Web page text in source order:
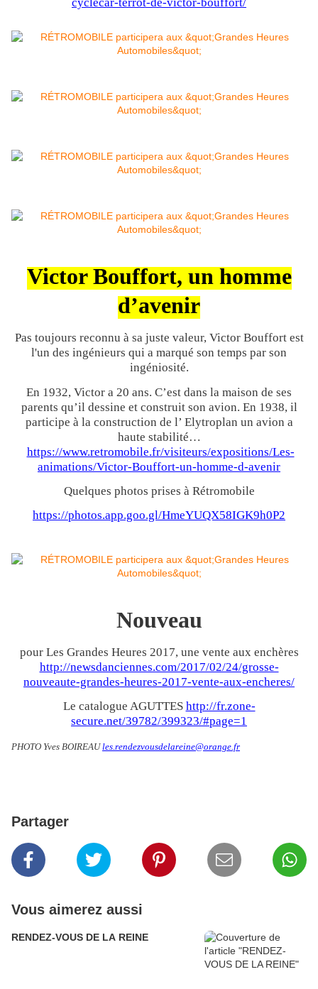
Victor Bouffort, un homme
d’avenir
Pas toujours reconnu à sa juste valeur, Victor Bouffort est
l'un des ingénieurs qui a marqué son temps par son
ingéniosité.
En 1932, Victor a 20 ans. C’est dans la maison de ses
parents qu’il dessine et construit son avion. En 1938, il
participe à la construction de l’ Elytroplan un avion a
haute stabilité…
https://www.retromobile.fr/visiteurs/expositions/Les-
animations/Victor-Bouffort-un-homme-d-avenir
Quelques photos prises à Rétromobile
https://photos.app.goo.gl/HmeYUQX58IGK9h0P2
Nouveau
pour Les Grandes Heures 2017, une vente aux enchères
http://newsdanciennes.com/2017/02/24/grosse-
nouveaute-grandes-heures-2017-vente-aux-encheres/
Le catalogue AGUTTES http://fr.zone-
secure.net/39782/399323/#page=1
PHOTO Yves BOIREAU les.rendezvousdelareine@orange.fr
Partager
Vous aimerez aussi
RENDEZ-VOUS DE LA REINE